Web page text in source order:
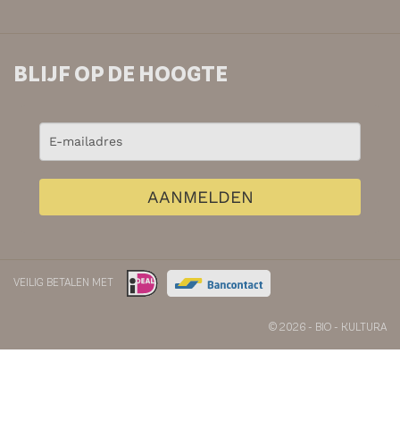
BLIJF OP DE HOOGTE
AANMELDEN
VEILIG BETALEN MET
© 2026 - BIO - KULTURA